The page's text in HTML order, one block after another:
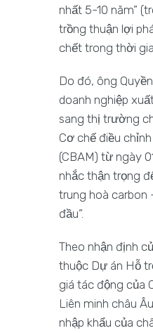
nhất 5-10 năm”
trồng thuận lợi
chết trong thời
Do đó, ông
doanh nghiệp
sang thị trường
Cơ chế điều
(CBAM) từ ngày
nhắc thận trọng
trung hoà carbon
đầu”.
Theo nhận định
thuộc Dự án Hỗ
giá tác động của
Liên minh châu
nhập khẩu của